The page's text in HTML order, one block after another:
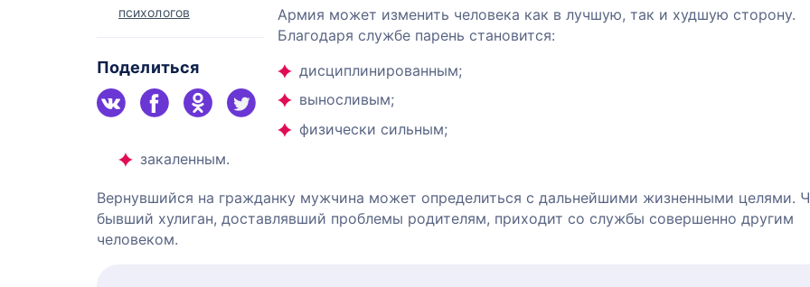
психологов
Поделиться
Армия может изменить человека как в лучшую, так и худшую сторону.
Благодаря службе парень становится:
дисциплинированным;
выносливым;
физически сильным;
закаленным.
Вернувшийся на гражданку мужчина может определиться с дальнейшими жизненными целями.
бывший хулиган, доставлявший проблемы родителям, приходит со службы совершенно другим
человеком.